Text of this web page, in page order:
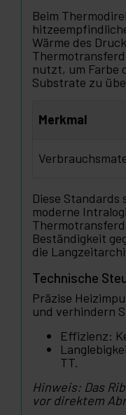
Beim
Wärme des
nutzt, um Farbe
Substrate zu
Merkmal
Diese
moderne
Beständigkeit
die
Technische
Präzise
und verhindern
Effizienz:
TT.
Hinweis: Das
vor direktem